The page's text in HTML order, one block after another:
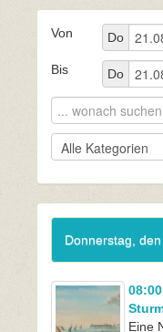
Von Do
Bis Do
Donnerstag,
Eine